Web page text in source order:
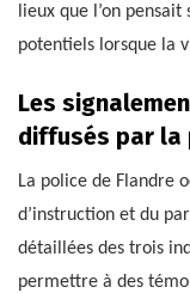
lieux que l’on
potentiels lorsque la
Les
diffusés par la
La police de Flandre
d’instruction et du
détaillées des trois
permettre à des